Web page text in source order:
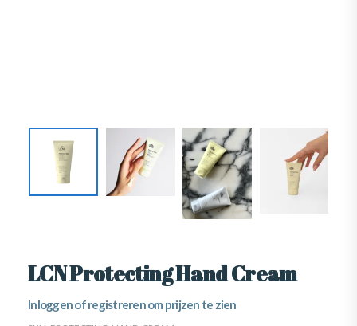
LCN Protecting Hand Cream
Inloggen of registreren om prijzen te zien